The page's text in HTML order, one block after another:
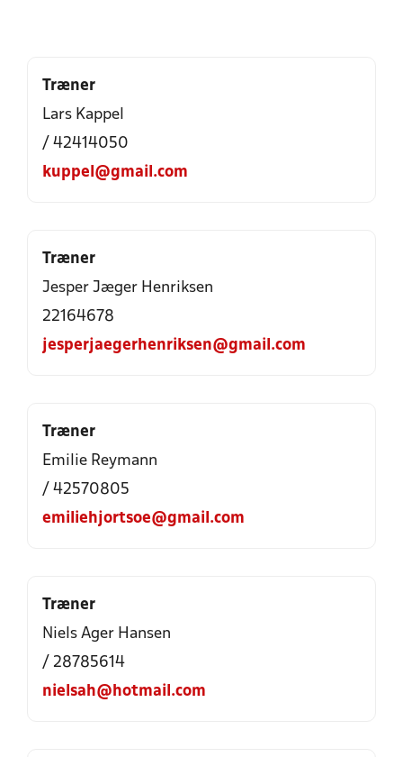
Træner
Lars Kappel
/ 42414050
kuppel@gmail.com
Træner
Jesper Jæger Henriksen
22164678
jesperjaegerhenriksen@gmail.com
Træner
Emilie Reymann
/ 42570805
emiliehjortsoe@gmail.com
Træner
Niels Ager Hansen
/ 28785614
nielsah@hotmail.com